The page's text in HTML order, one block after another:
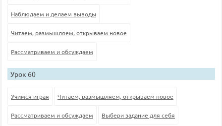
Наблюдаем и делаем выводы
Читаем, размышляем, открываем новое
Рассматриваем и обсуждаем
Урок 60
Учимся играя Читаем, размышляем, открываем новое
Рассматриваем и обсуждаем Выбери задание для себя